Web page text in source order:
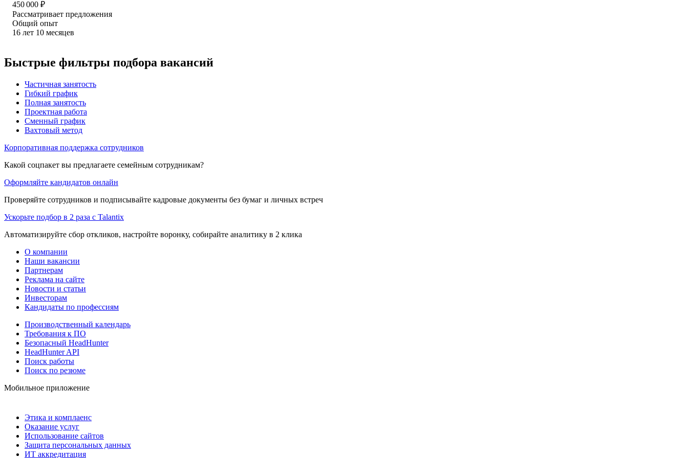
450 000 ₽
Рассматривает предложения
Общий опыт
16 лет 10 месяцев
Быстрые фильтры подбора вакансий
Частичная занятость
Гибкий график
Полная занятость
Проектная работа
Сменный график
Вахтовый метод
Корпоративная поддержка сотрудников
Какой соцпакет вы предлагаете семейным сотрудникам?
Оформляйте кандидатов онлайн
Проверяйте сотрудников и подписывайте кадровые документы без бумаг и личных встреч
Ускорьте подбор в 2 раза с Talantix
Автоматизируйте сбор откликов, настройте воронку, собирайте аналитику в 2 клика
О компании
Наши вакансии
Партнерам
Реклама на сайте
Новости и статьи
Инвесторам
Кандидаты по профессиям
Производственный календарь
Требования к ПО
Безопасный HeadHunter
HeadHunter API
Поиск работы
Поиск по резюме
Мобильное приложение
Этика и комплаенс
Оказание услуг
Использование сайтов
Защита персональных данных
ИТ аккредитация